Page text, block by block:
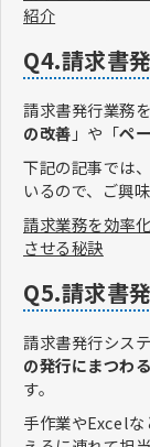
紹介
Q4.請求書
請求書発行業務
の改善 」や「ペ
下記の記事では
いるので、ご興
請求業務を効率
させる秘訣
Q5.請求書
請求書発行シス
の発行にまつわ
す。
手作業やExcel